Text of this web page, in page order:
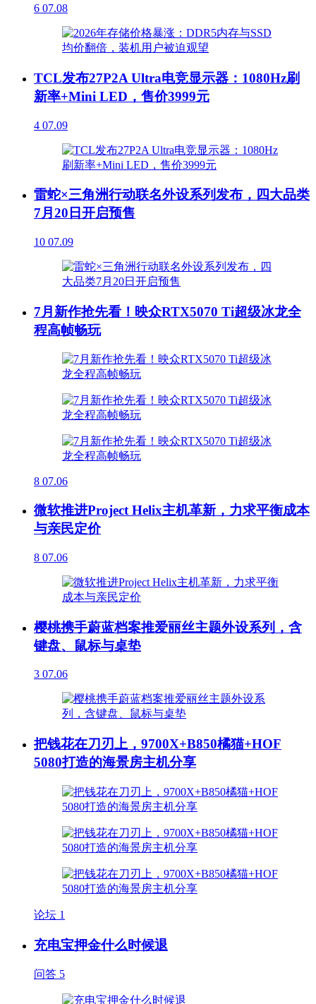
6 07.08
TCL发布27P2A Ultra电竞显示器：1080Hz刷
新率+Mini LED，售价3999元
4 07.09
雷蛇×三角洲行动联名外设系列发布，四大品类
7月20日开启预售
10 07.09
7月新作抢先看！映众RTX5070 Ti超级冰龙全
程高帧畅玩
8 07.06
微软推进Project Helix主机革新，力求平衡成本
与亲民定价
8 07.06
樱桃携手蔚蓝档案推爱丽丝主题外设系列，含
键盘、鼠标与桌垫
3 07.06
把钱花在刀刃上，9700X+B850橘猫+HOF
5080打造的海景房主机分享
论坛 1
充电宝押金什么时候退
问答 5